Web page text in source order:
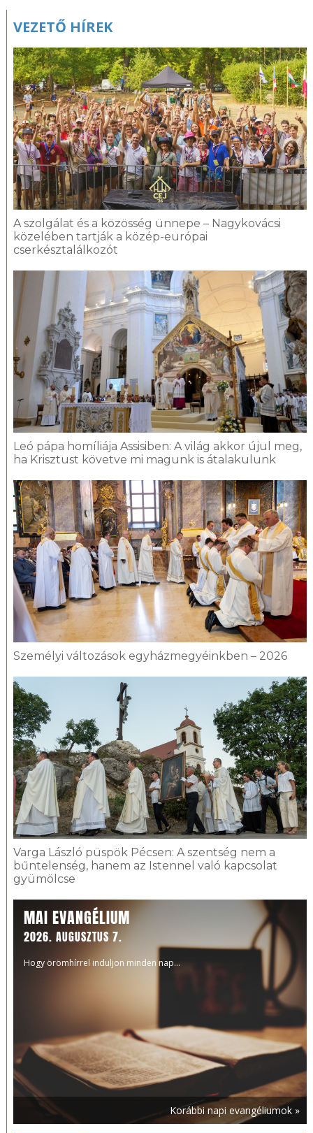
VEZETŐ HÍREK
A szolgálat és a közösség ünnepe – Nagykovácsi
közelében tartják a közép-európai
cserkésztalálkozót
Leó pápa homíliája Assisiben: A világ akkor újul meg,
ha Krisztust követve mi magunk is átalakulunk
Személyi változások egyházmegyéinkben – 2026
Varga László püspök Pécsen: A szentség nem a
bűntelenség, hanem az Istennel való kapcsolat
gyümölcse
MAI EVANGÉLIUM
2026. AUGUSZTUS 7.
Hogy örömhírrel induljon minden nap...
Korábbi napi evangéliumok »